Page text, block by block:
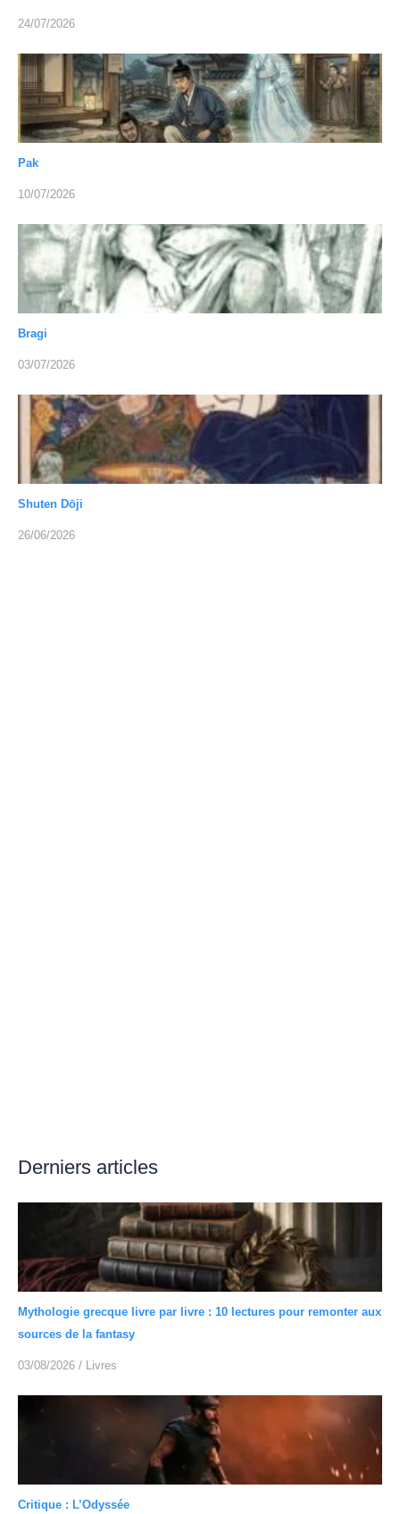
24/07/2026
Pak
10/07/2026
Bragi
03/07/2026
Shuten Dōji
26/06/2026
Derniers articles
Mythologie grecque livre par livre : 10 lectures pour remonter aux
sources de la fantasy
03/08/2026 / Livres
Critique : L’Odyssée